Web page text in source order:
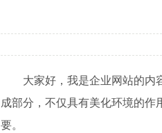
大家好，我是企业网站的内
成部分，不仅具有美化环境的
要。